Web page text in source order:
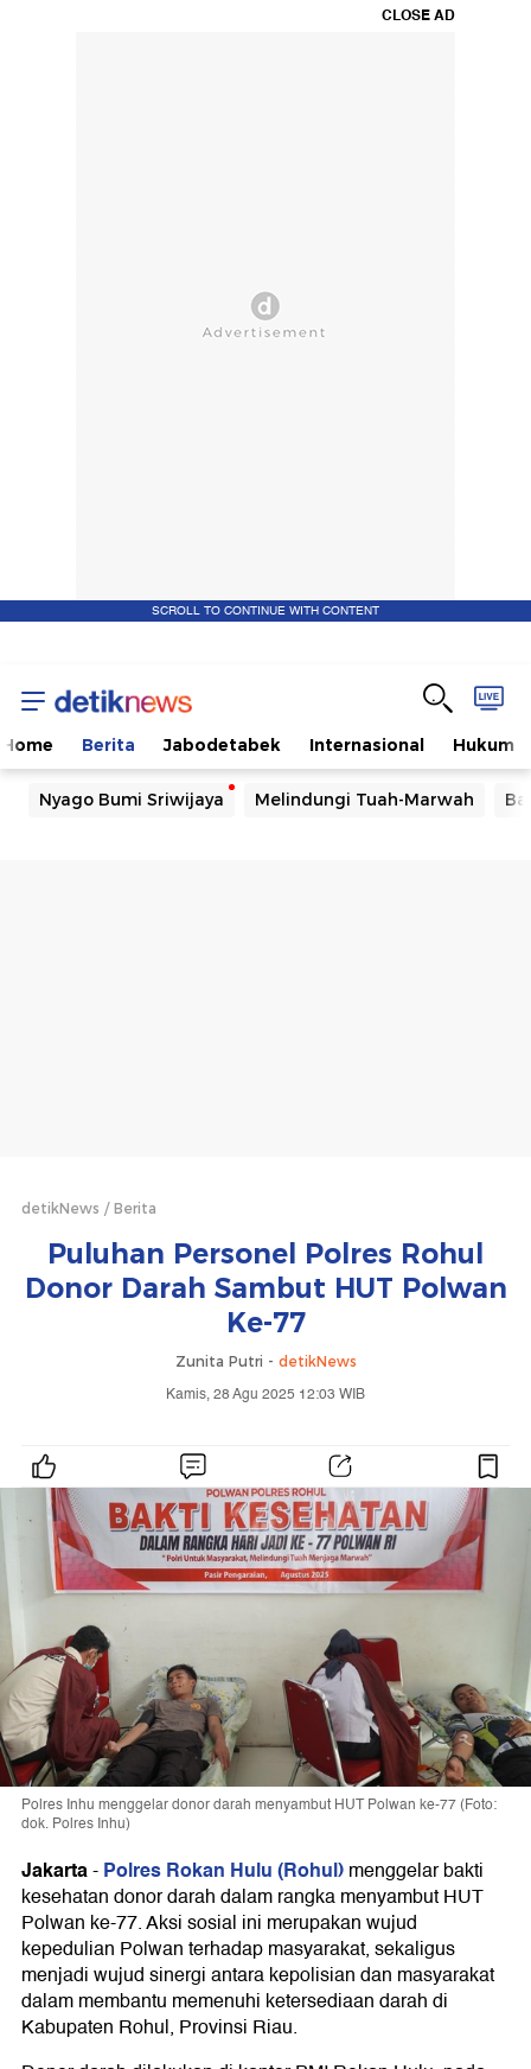
CLOSE AD
SCROLL TO CONTINUE WITH CONTENT
Home Berita Jabodetabek Internasional Hukum
Nyago Bumi Sriwijaya Melindungi Tuah-Marwah
detikNews Berita
Puluhan Personel Polres Rohul
Donor Darah Sambut HUT Polwan
Ke-77
Zunita Putri - detikNews
Kamis, 28 Agu 2025 12:03 WIB
Polres Inhu menggelar donor darah menyambut HUT Polwan ke-77 (Foto:
dok. Polres Inhu)
Jakarta-Polres Rokan Hulu (Rohul)menggelar bakti
kesehatan donor darah dalam rangka menyambut HUT
Polwan ke-77. Aksi sosial ini merupakan wujud
kepedulian Polwan terhadap masyarakat, sekaligus
menjadi wujud sinergi antara kepolisian dan masyarakat
dalam membantu memenuhi ketersediaan darah di
Kabupaten Rohul, Provinsi Riau.